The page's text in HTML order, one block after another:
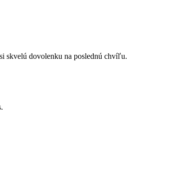
skvelú dovolenku na poslednú chvíľu.